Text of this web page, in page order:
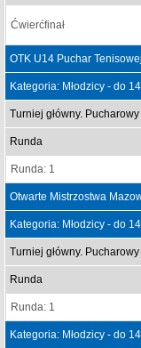
Ćwierćfinał
OTK U14 Puchar
Kategoria: Młodzicy - do
Turniej główny. Pucharowy
Runda
Runda: 1
Otwarte Mistrzostwa
Kategoria: Młodzicy - do
Turniej główny. Pucharowy
Runda
Runda: 1
Kategoria: Młodzicy - do